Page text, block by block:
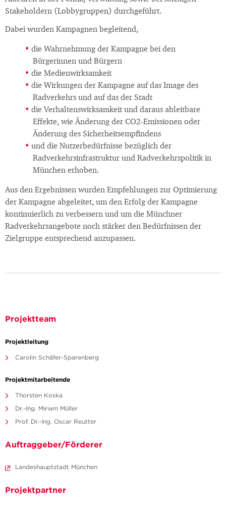
Stakeholdern (Lobbygruppen) durchgeführt.
Dabei wurden Kampagnen begleitend,
die Wahrnehmung der Kampagne bei den
Bürgerinnen und Bürgern
die Medienwirksamkeit
die Wirkungen der Kampagne auf das Image des
Radverkehrs und auf das der Stadt
die Verhaltenswirksamkeit und daraus ableitbare
Effekte, wie Änderung der CO2-Emissionen oder
Änderung des Sicherheitsempfindens
und die Nutzerbedürfnisse bezüglich der
Radverkehrsinfrastruktur und Radverkehrspolitik in
München erhoben.
Aus den Ergebnissen wurden Empfehlungen zur Optimierung
der Kampagne abgeleitet, um den Erfolg der Kampagne
kontinuierlich zu verbessern und um die Münchner
Radverkehrsangebote noch stärker den Bedürfnissen der
Zielgruppe entsprechend anzupassen.
Projektteam
Projektleitung
Carolin Schäfer-Sparenberg
Projektmitarbeitende
Thorsten Koska
Dr.-Ing. Miriam Müller
Prof. Dr.-Ing. Oscar Reutter
Auftraggeber/Förderer
Landeshauptstadt München
Projektpartner